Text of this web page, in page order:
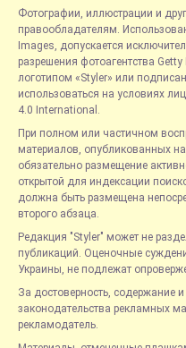
Фотографии, иллюстрации и
правообладателям.
Images, допускается
разрешения фотоагентства
логотипом «Styler» или
использоваться на условиях
4.0 International.
При полном или частичном
материалов, опубликованных
обязательно размещение
открытой для индексации
должна быть размещена
второго абзаца.
Редакция "Styler" может не
публикаций. Оценочные
Украины, не подлежат
За достоверность, содержание
законодательства рекламных
рекламодатель.